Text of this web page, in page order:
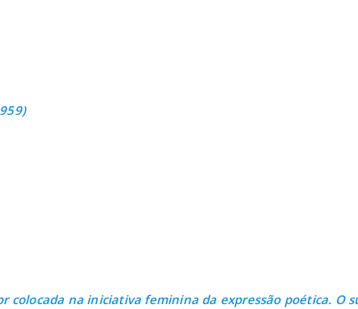
colocada na iniciativa feminina da expressão poética. O